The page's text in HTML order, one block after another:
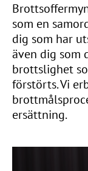
som en
dig som har
även dig som
brottslighet
förstörts. Vi
ersättning.